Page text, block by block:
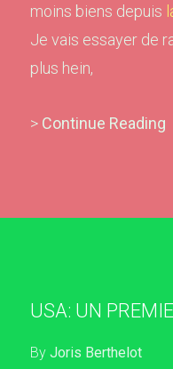
moins biens depuis
Je vais essayer de
plus hein,
> Continue Reading
USA: UN
By Joris Berthelot